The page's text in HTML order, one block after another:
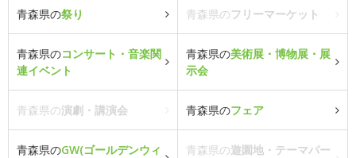
青森県の祭り 青森県のフリーマーケット
青森県のコンサート・音楽関
連イベント
青森県の美術展・博物展・展
示会
青森県の演劇・講演会 青森県のフェア
青森県のGW(ゴールデンウィ
青森県の遊園地・テーマパー